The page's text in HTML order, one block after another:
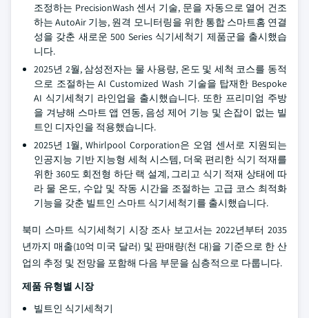
조정하는 PrecisionWash 센서 기술, 문을 자동으로 열어 건조
하는 AutoAir 기능, 원격 모니터링을 위한 통합 스마트홈 연결
성을 갖춘 새로운 500 Series 식기세척기 제품군을 출시했습
니다.
2025년 2월, 삼성전자는 물 사용량, 온도 및 세척 코스를 동적
으로 조절하는 AI Customized Wash 기술을 탑재한 Bespoke
AI 식기세척기 라인업을 출시했습니다. 또한 프리미엄 주방
을 겨냥해 스마트 앱 연동, 음성 제어 기능 및 손잡이 없는 빌
트인 디자인을 적용했습니다.
2025년 1월, Whirlpool Corporation은 오염 센서로 지원되는
인공지능 기반 지능형 세척 시스템, 더욱 편리한 식기 적재를
위한 360도 회전형 하단 랙 설계, 그리고 식기 적재 상태에 따
라 물 온도, 수압 및 작동 시간을 조절하는 고급 코스 최적화
기능을 갖춘 빌트인 스마트 식기세척기를 출시했습니다.
북미 스마트 식기세척기 시장 조사 보고서는 2022년부터 2035
년까지 매출(10억 미국 달러) 및 판매량(천 대)을 기준으로 한 산
업의 추정 및 전망을 포함해 다음 부문을 심층적으로 다룹니다.
제품 유형별 시장
빌트인 식기세척기